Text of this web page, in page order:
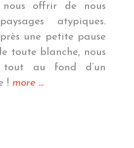
offrir de nous
atypiques.
une petite pause
toute blanche, nous
tout au fond d’un
! more « Le
…